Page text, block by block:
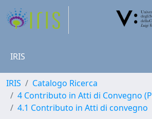
IRIS
IRIS
Catalogo Ricerca
4 Contributo in Atti di Convegno
4.1 Contributo in Atti di convegno